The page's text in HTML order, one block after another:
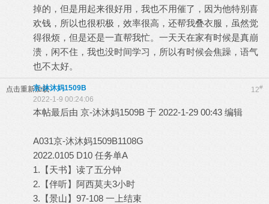
掉的，但是用起来很好用，我也不用催了，因为他特别喜
欢钱，所以也很积极，效率很高，还帮我叠衣服，虽然觉
得很烦，但是还是一直帮我忙。一天天在家有时候是真崩
溃，闲不住，我也没时间学习，所以有时候会焦躁，语气
也不太好。
点击重新加载 12#
京-沐沐妈1509B
2022-1-9 00:24:06
本帖最后由 京-沐沐妈1509B 于 2022-1-29 00:43 编辑
A031京-沐沐妈1509B1108G
2022.0105 D10 任务单A
1.【天书】读了五分钟
2.【伴听】阿西莫夫3小时
3.【景山】97-108 一上结束